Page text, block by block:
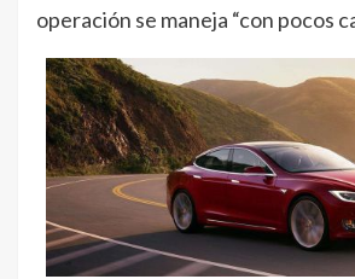
operación se maneja “con pocos